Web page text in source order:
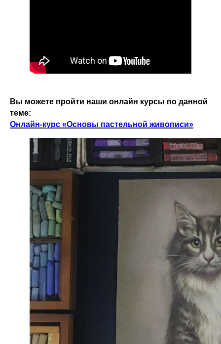
Вы можете пройти наши онлайн курсы по данной
теме:
Онлайн-курс «Основы пастельной живописи»